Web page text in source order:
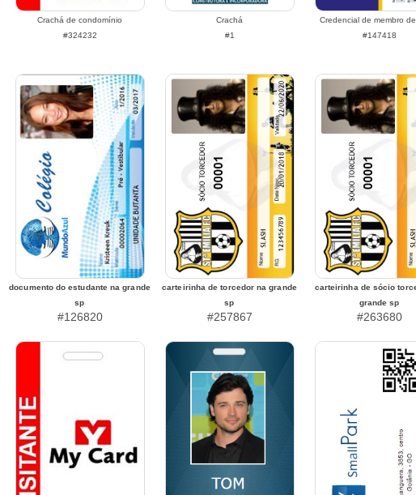
Crachá de condomínio
#324232
Crachá
#1
Credencial de membro
#147418
documento do estudante na grande
sp
#126820
carteirinha de torcedor na grande
sp
#257867
carteirinha de sócio
grande sp
#263680